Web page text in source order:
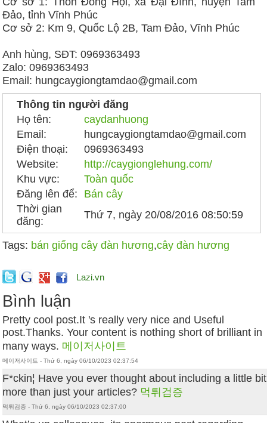
Đảo, tỉnh Vĩnh Phúc
Cơ sở 2: Km 9, Quốc Lộ 2B, Tam Đảo, Vĩnh Phúc
Anh hùng, SĐT: 0969363493
Zalo: 0969363493
Email: hungcaygiongtamdao@gmail.com
Thông tin người đăng
Họ tên:
caydanhuong
Email:
hungcaygiongtamdao@gmail.com
Điện thoại:
0969363493
Website:
http://caygionglehung.com/
Khu vực:
Toàn quốc
Đăng lên để:
Bán cây
Thời gian
đăng:
Thứ 7, ngày 20/08/2016 08:50:59
Tags: bán giống cây đàn hương,cây đàn hương
Lazi.vn
Bình luận
Pretty cool post.It 's really very nice and Useful
post.Thanks. Your content is nothing short of brilliant in
many ways. 메이저사이트
메이저사이트 - Thứ 6, ngày 06/10/2023 02:37:54
F*ckin¦ Have you ever thought about including a little bit
more than just your articles? 먹튀검증
먹튀검증 - Thứ 6, ngày 06/10/2023 02:37:00